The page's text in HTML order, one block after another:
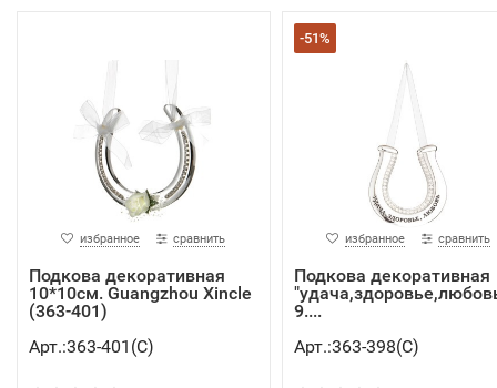
избранное сравнить
Подкова декоративная
10*10см. Guangzhou Xincle
(363-401)
Арт.:363-401(C)
-51%
избранное сравнить
Подкова декоративная
9....
Арт.:363-398(C)